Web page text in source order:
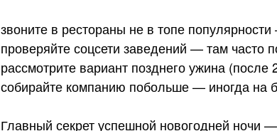
звоните в рестораны не в топе
проверяйте соцсети заведений — там часто
рассмотрите вариант позднего ужина
собирайте компанию побольше — иногда на
Главный секрет успешной новогодней ночи